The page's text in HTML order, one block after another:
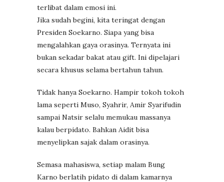
terlibat dalam emosi ini.
Jika sudah begini, kita teringat dengan
Presiden Soekarno. Siapa yang bisa
mengalahkan gaya orasinya. Ternyata ini
bukan sekadar bakat atau gift. Ini dipelajari
secara khusus selama bertahun tahun.
Tidak hanya Soekarno. Hampir tokoh tokoh
lama seperti Muso, Syahrir, Amir Syarifudin
sampai Natsir selalu memukau massanya
kalau berpidato. Bahkan Aidit bisa
menyelipkan sajak dalam orasinya.
Semasa mahasiswa, setiap malam Bung
Karno berlatih pidato di dalam kamarnya